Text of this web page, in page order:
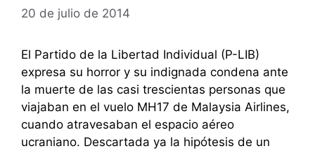
20 de julio de 2014
El Partido de la Libertad Individual (P-LIB)
expresa su horror y su indignada condena ante
la muerte de las casi trescientas personas que
viajaban en el vuelo MH17 de Malaysia Airlines,
cuando atravesaban el espacio aéreo
ucraniano. Descartada ya la hipótesis de un